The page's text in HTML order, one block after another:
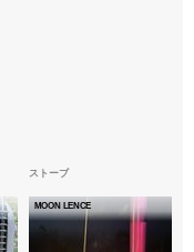
ストーブ
MOON LENCE